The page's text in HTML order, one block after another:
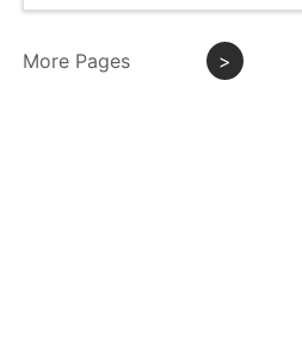
More Pages >